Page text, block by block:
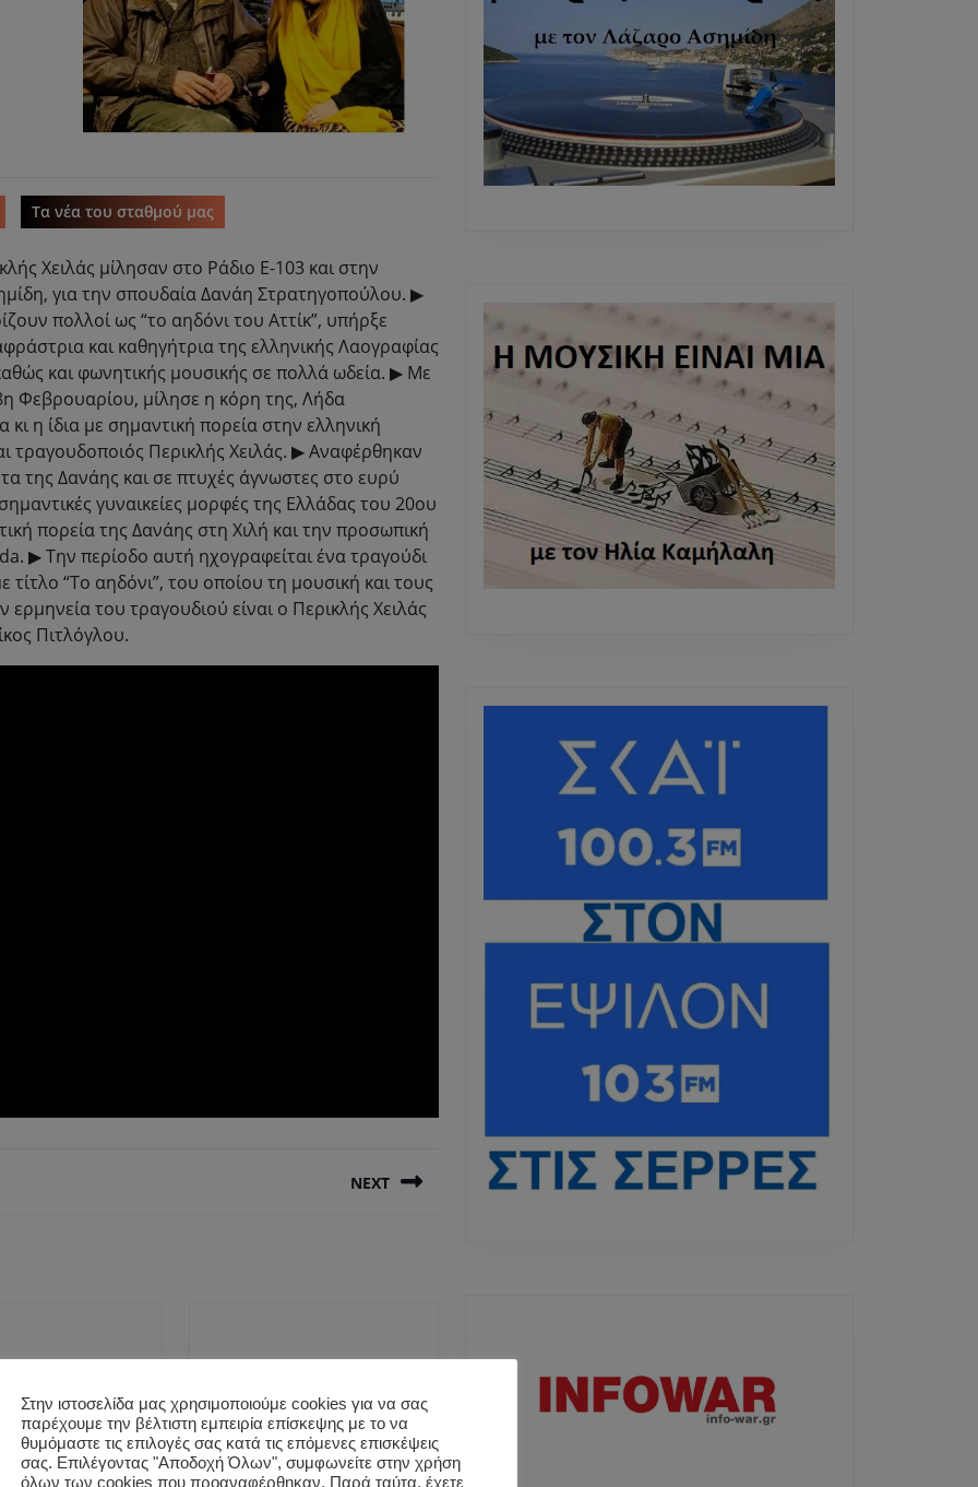
Τα νέα του σταθμού μας
Χειλάς μίλησαν στο Ράδιο Ε-103 και στην
για την σπουδαία Δανάη Στρατηγοπούλου. ▶
πολλοί ως “το αηδόνι του Αττίκ”, υπήρξε
και καθηγήτρια της ελληνικής Λαογραφίας
και φωνητικής μουσικής σε πολλά ωδεία. ▶ Με
Φεβρουαρίου, μίλησε η κόρη της, Λήδα
η ίδια με σημαντική πορεία στην ελληνική
τραγουδοποιός Περικλής Χειλάς. ▶ Αναφέρθηκαν
της Δανάης και σε πτυχές άγνωστες στο ευρύ
γυναικείες μορφές της Ελλάδας του 20ου
πορεία της Δανάης στη Χιλή και την προσωπική
▶ Την περίοδο αυτή ηχογραφείται ένα τραγούδι
“Το αηδόνι”, του οποίου τη μουσική και τους
του τραγουδιού είναι ο Περικλής Χειλάς
Πιτλόγλου.
NEXT
Στην ιστοσελίδα μας χρησιμοποιούμε cookies για να σας
παρέχουμε την βέλτιστη εμπειρία επίσκεψης με το να
θυμόμαστε τις επιλογές σας κατά τις επόμενες επισκέψεις
σας. Επιλέγοντας "Αποδοχή Όλων", συμφωνείτε στην χρήση
όλων των cookies που προαναφέρθηκαν. Παρά ταύτα, έχετε